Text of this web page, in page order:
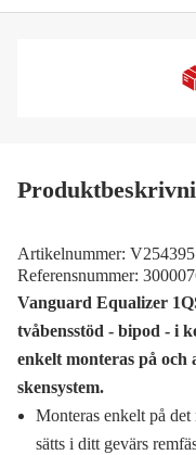
Artikelnummer: V254395
Referensnummer:
Vanguard Equalizer
tvåbensstöd - bipod - i
enkelt monteras på och
skensystem.
Monteras enkelt på
sätts i ditt gevärs